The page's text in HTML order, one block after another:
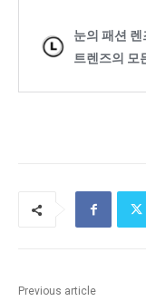
Previous article